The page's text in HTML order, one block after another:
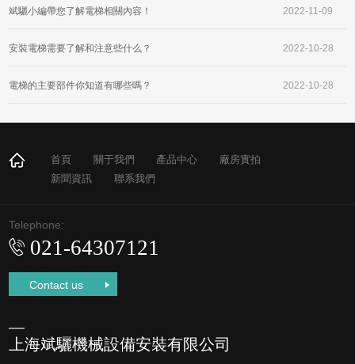
斌驪小編帶您了解電梯相關內容！ 2022-11-09
安裝電梯需要了解和注意些什么？ 2022-10-28
電梯的主要部件你知道有哪些嗎？ 2022-10-28
首頁 關于我們 產品中心
廠房實拍
新聞資訊
聯系我們
Telephone:
021-64307121
Contact us
上海斌驪機械設備安裝有限公司